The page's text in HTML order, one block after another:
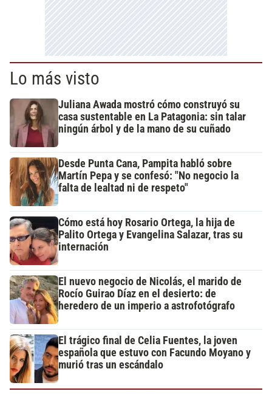
Lo más visto
Juliana Awada mostró cómo construyó su
casa sustentable en La Patagonia: sin talar
ningún árbol y de la mano de su cuñado
Desde Punta Cana, Pampita habló sobre
Martín Pepa y se confesó: "No negocio la
falta de lealtad ni de respeto"
Cómo está hoy Rosario Ortega, la hija de
Palito Ortega y Evangelina Salazar, tras su
internación
El nuevo negocio de Nicolás, el marido de
Rocío Guirao Díaz en el desierto: de
heredero de un imperio a astrofotógrafo
El trágico final de Celia Fuentes, la joven
española que estuvo con Facundo Moyano y
murió tras un escándalo